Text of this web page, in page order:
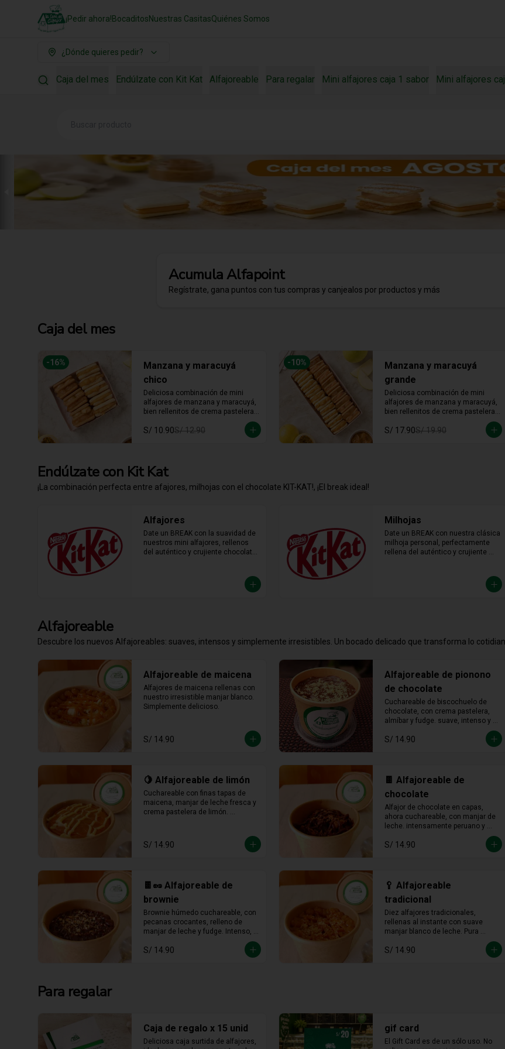
¡Pedir ahora!BocaditosNuestras CasitasQuiénes Somos
¿Dónde quieres pedir?
Caja del mes Endúlzate con Kit Kat Alfajoreable Para regalar Mini alfajores caja 1 sabor Mini alfajores
AcumulaAlfapoint
Regístrate, gana puntos con tus compras y canjealos por productos y más
Caja del mes
-16%
Manzana y maracuyá
chico
Deliciosa combinación de mini
alfajores de manzana y maracuyá,
bien rellenitos de crema pastelera
tradicional, relleno de manzana y
crema de maracuyá... Irresistible!!
S/ 10.90S/ 12.90
-10%
Manzana y maracuyá
grande
Deliciosa combinación de mini
alfajores de manzana y maracuyá,
bien rellenitos de crema pastelera
tradicional, relleno de manzana y
crema de maracuyá... Irresistible!!
S/ 17.90S/ 19.90
Endúlzate con Kit Kat
¡La combinación perfecta entre afajores, milhojas con el chocolate KIT-KAT!, ¡El break ideal!
Alfajores
Date un BREAK con la suavidad de
nuestros mini alfajores, rellenos
del auténtico y crujiente chocolate
transformar cualquier momento del
Milhojas
Date un BREAK con nuestra clásica
milhoja personal, perfectamente
rellena del auténtico y crujiente
ideal para desconectar y disfrutar
de un placer crujiente que no vas a
Alfajoreable
Descubre los nuevos Alfajoreables: suaves, intensos y simplemente irresistibles. Un bocado delicado que transforma lo
Alfajoreable de maicena
Alfajores de maicena rellenas con
nuestro irresistible manjar blanco.
Simplemente delicioso.
S/ 14.90
Alfajoreable de pionono
de chocolate
Cuchareable de biscochuelo de
chocolate, con crema pastelera,
almíbar y fudge. suave, intenso y
cucharada.
S/ 14.90
🍋 Alfajoreable de limón
Cuchareable con finas tapas de
maicena, manjar de leche fresca y
crema pastelera de limón.
S/ 14.90
🍫 Alfajoreable de
chocolate
Alfajor de chocolate en capas,
ahora cuchareable, con manjar de
leche. intensamente peruano y
cada cucharada.
S/ 14.90
🍫🥜 Alfajoreable de
brownie
Brownie húmedo cuchareable, con
pecanas crocantes, relleno de
manjar de leche y fudge. Intenso,
gustito sin culpa.
S/ 14.90
🥄 Alfajoreable
tradicional
Diez alfajores tradicionales,
rellenas al instante con suave
manjar blanco de leche. Pura
S/ 14.90
Para regalar
Caja de regalo x 15 unid
Deliciosa caja surtida de alfajores,
gif card
El Gift Card es de un sólo uso. No